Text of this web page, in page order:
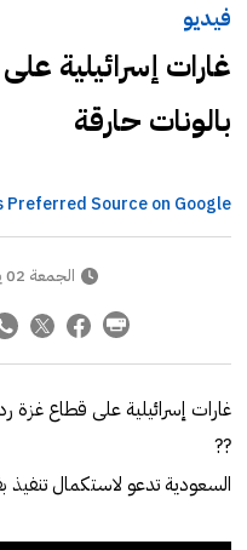
فيديو
غارات إسرائيلية
بالونات حارقة
Preferred Source on Google
الجمعة 02 يوليو 2021
غارات إسرائيلية على قطاع غزة
??
السعودية تدعو لاستكمال تنفيذ